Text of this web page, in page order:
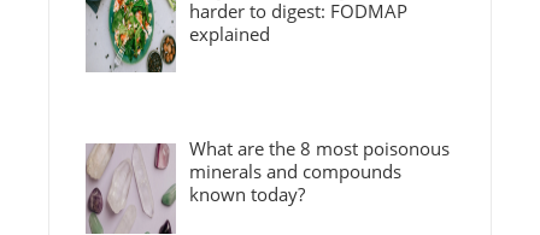
harder to digest: FODMAP
explained
What are the 8 most poisonous
minerals and compounds
known today?